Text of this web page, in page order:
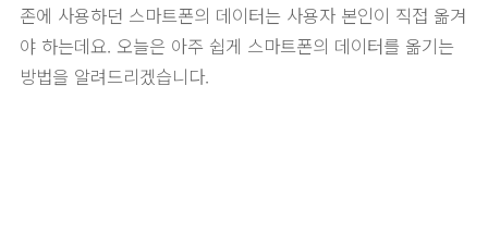
존에 사용하던 스마트폰의 데이터는 사용자 본인이 직접 옮겨
야 하는데요. 오늘은 아주 쉽게 스마트폰의 데이터를 옮기는
방법을 알려드리겠습니다.